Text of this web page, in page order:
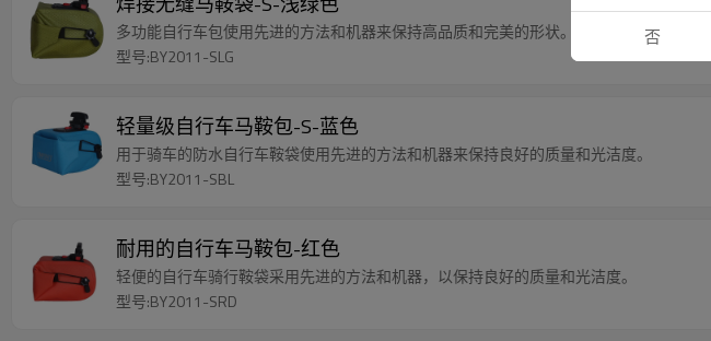
多功能自行车包使用先进的方法和机器来保持高品质和完美的形状。
型号:BY2011-SLG
轻量级自行车马鞍包-S-蓝色
用于骑车的防水自行车鞍袋使用先进的方法和机器来保持良好的质量和光洁度。
型号:BY2011-SBL
耐用的自行车马鞍包-红色
轻便的自行车骑行鞍袋采用先进的方法和机器，以保持良好的质量和光洁度。
型号:BY2011-SRD
否